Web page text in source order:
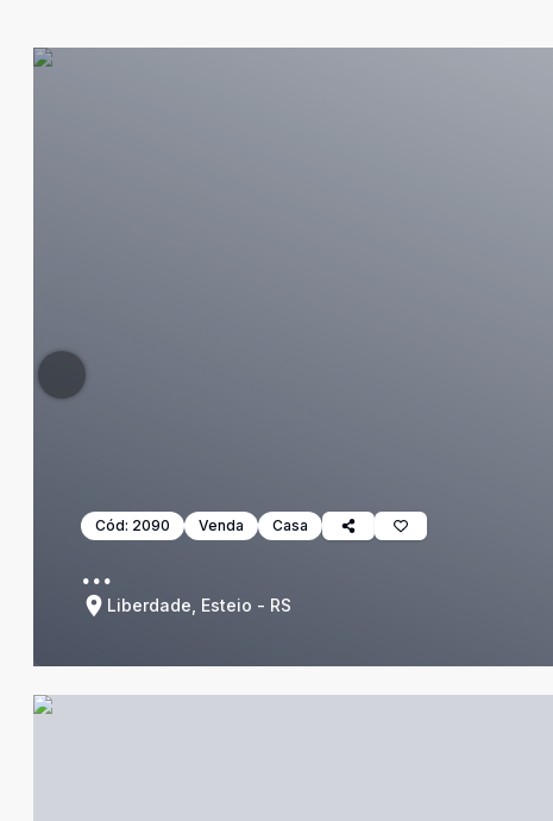
Cód: 2090 Venda Casa
...
Liberdade, Esteio - RS